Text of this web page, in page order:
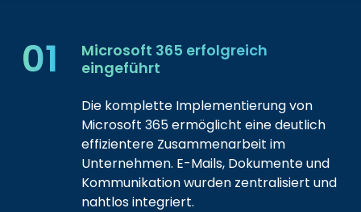
01
Microsoft 365 erfolgreich
eingeführt
Die komplette Implementierung von
Microsoft 365 ermöglicht eine deutlich
effizientere Zusammenarbeit im
Unternehmen. E-Mails, Dokumente und
Kommunikation wurden zentralisiert und
nahtlos integriert.